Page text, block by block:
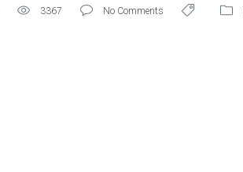
3367 No Comments